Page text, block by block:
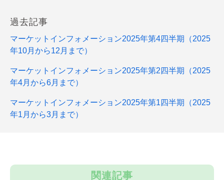
過去記事
マーケットインフォメーション2025年第4四半期（2025
年10月から12月まで）
マーケットインフォメーション2025年第2四半期（2025
年4月から6月まで）
マーケットインフォメーション2025年第1四半期（2025
年1月から3月まで）
関連記事